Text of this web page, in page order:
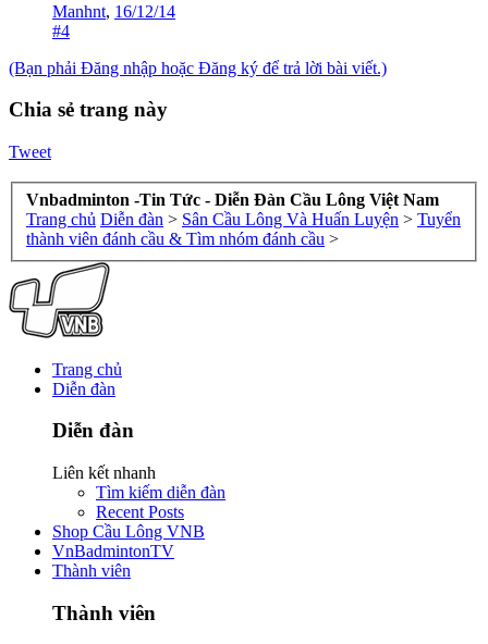
Manhnt, 16/12/14
#4
(Bạn phải Đăng nhập hoặc Đăng ký để trả lời bài viết.)
Chia sẻ trang này
Tweet
Vnbadminton -Tin Tức - Diễn Đàn Cầu Lông Việt Nam
Trang chủ Diễn đàn > Sân Cầu Lông Và Huấn Luyện > Tuyển
thành viên đánh cầu & Tìm nhóm đánh cầu >
Trang chủ
Diễn đàn
Diễn đàn
Liên kết nhanh
Tìm kiếm diễn đàn
Recent Posts
Shop Cầu Lông VNB
VnBadmintonTV
Thành viên
Thành viên